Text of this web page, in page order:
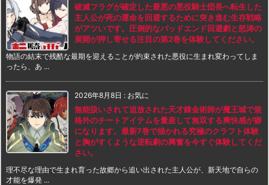
破滅フラグが確定した最悪の悪役騎士団長へ転生した
主人公が死の運命を回避するために突き進む生存戦略
がアツいです。圧倒的なバッドエンド回避劇と怒涛の
展開が押し寄せる注目の第2巻を体験してください。
物語の結末で残酷な最期を迎えることが約束された悪役に生まれ変わってしま
ったら、あ ...
2026年8月8日 : お気に
無能扱いされて追放された天才錬金術師が魔王城で規
格外のチートアイテムを量産して無双する爽快感が癖
になります。最新7巻で描かれる究極のクラフト体験
と胸がすくような逆転劇の興奮を今すぐ体験してくだ
さい。
理不尽な理由で生まれ育った故郷から追い出された主人公が、新天地で自らの
才能を爆発 ...